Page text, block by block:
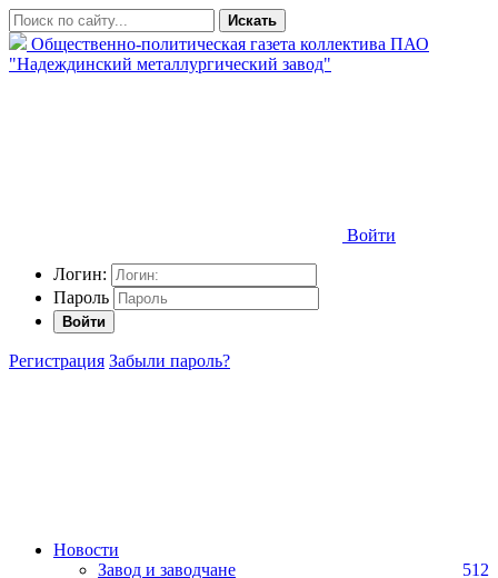
Искать
Общественно-политическая газета коллектива ПАО
"Надеждинский металлургический завод"
Войти
Логин:
Пароль
Войти
Регистрация Забыли пароль?
Новости
Завод и заводчане
512